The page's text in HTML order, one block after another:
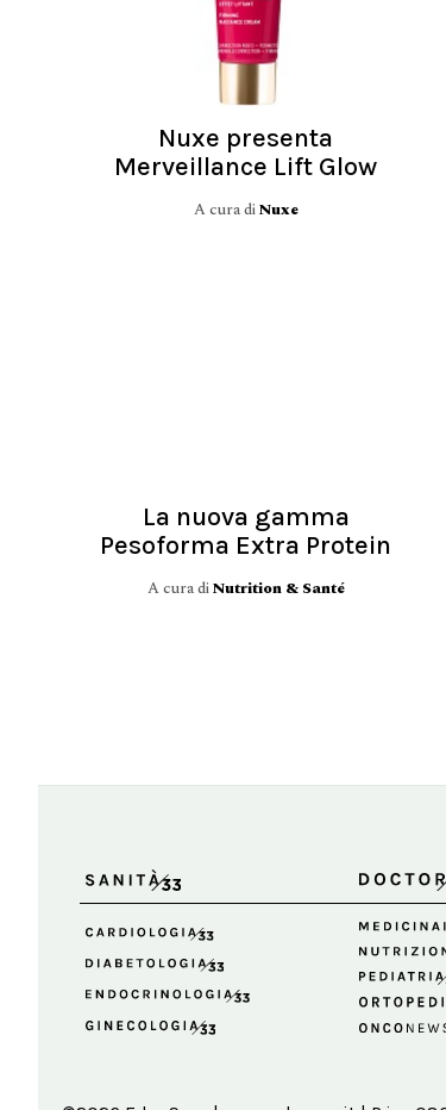
Nuxe presenta
Merveillance Lift Glow
A cura diNuxe
La nuova gamma
Pesoforma Extra Protein
A cura diNutrition & Santé